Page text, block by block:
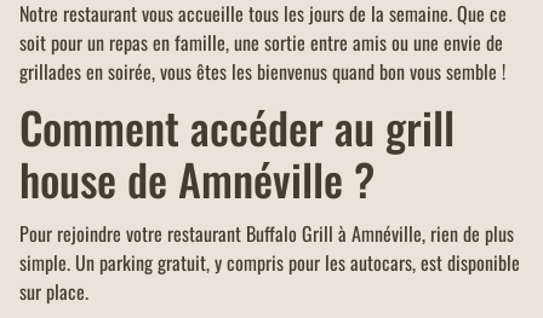
Notre restaurant vous accueille tous les jours de la semaine. Que ce
soit pour un repas en famille, une sortie entre amis ou une envie de
grillades en soirée, vous êtes les bienvenus quand bon vous semble !
Comment accéder au grill
house de Amnéville ?
Pour rejoindre votre restaurant Buffalo Grill à Amnéville, rien de plus
simple. Un parking gratuit, y compris pour les autocars, est disponible
sur place.